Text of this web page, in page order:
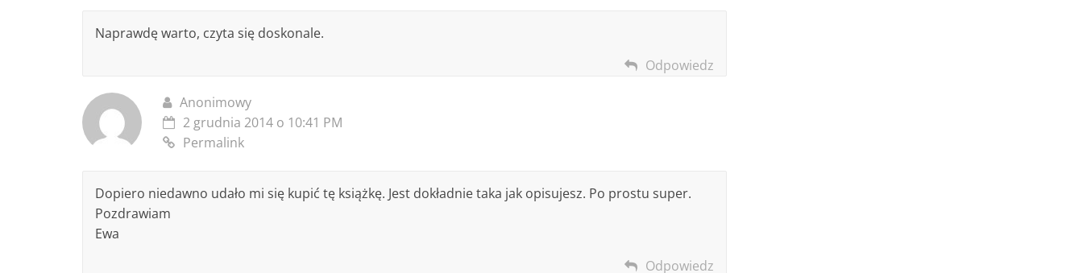
Naprawdę warto, czyta się doskonale.
Odpowiedz
Anonimowy
2 grudnia 2014 o 10:41 PM
Permalink
Dopiero niedawno udało mi się kupić tę książkę. Jest dokładnie taka jak opisujesz. Po prostu super.
Pozdrawiam
Ewa
Odpowiedz